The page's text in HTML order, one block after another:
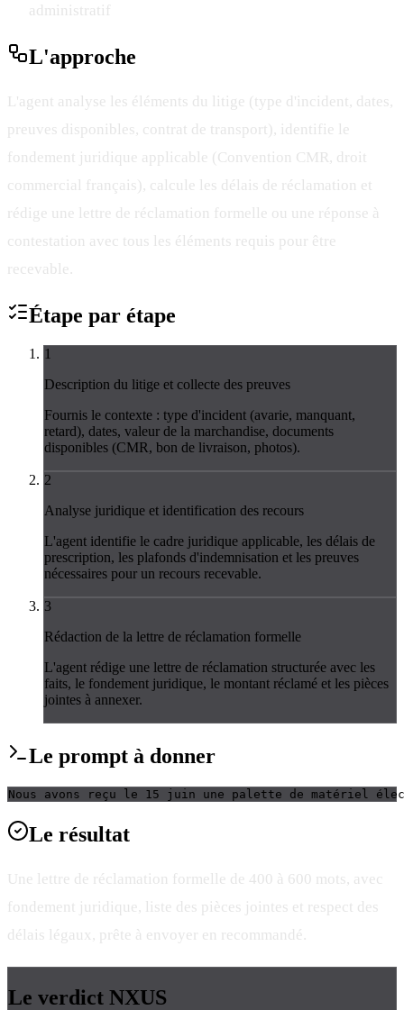
administratif
L'approche
L'agent analyse les éléments du litige (type d'incident, dates,
preuves disponibles, contrat de transport), identifie le
fondement juridique applicable (Convention CMR, droit
commercial français), calcule les délais de réclamation et
rédige une lettre de réclamation formelle ou une réponse à
contestation avec tous les éléments requis pour être
recevable.
Étape par étape
1
Description du litige et collecte des preuves
Fournis le contexte : type d'incident (avarie, manquant,
retard), dates, valeur de la marchandise, documents
disponibles (CMR, bon de livraison, photos).
2
Analyse juridique et identification des recours
L'agent identifie le cadre juridique applicable, les délais de
prescription, les plafonds d'indemnisation et les preuves
nécessaires pour un recours recevable.
3
Rédaction de la lettre de réclamation formelle
L'agent rédige une lettre de réclamation structurée avec les
faits, le fondement juridique, le montant réclamé et les pièces
jointes à annexer.
Le prompt à donner
Nous avons reçu le 15 juin une palette de matériel
Le résultat
Une lettre de réclamation formelle de 400 à 600 mots, avec
fondement juridique, liste des pièces jointes et respect des
délais légaux, prête à envoyer en recommandé.
Le verdict NXUS